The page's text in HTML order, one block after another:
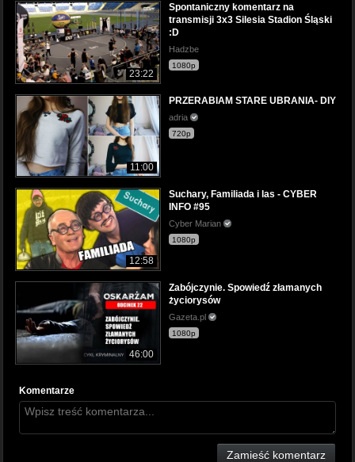
23:22
Spontaniczny komentarz na
transmisji 3x3 Silesia Stadion Śląski
:D
Hadzbe
1080p
11:00
PRZERABIAM STARE UBRANIA- DIY
adria
720p
12:58
Suchary, Familiada i las - CYBER
INFO #95
Cyber Marian
1080p
46:00
Zabójczynie. Spowiedź złamanych
życiorysów
Gazeta.pl
1080p
Komentarze
Zamieść komentarz